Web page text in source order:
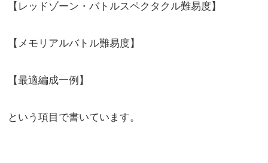
【レッドゾーン・バトルスペクタクル難易度】
【メモリアルバトル難易度】
【最適編成一例】
という項目で書いています。